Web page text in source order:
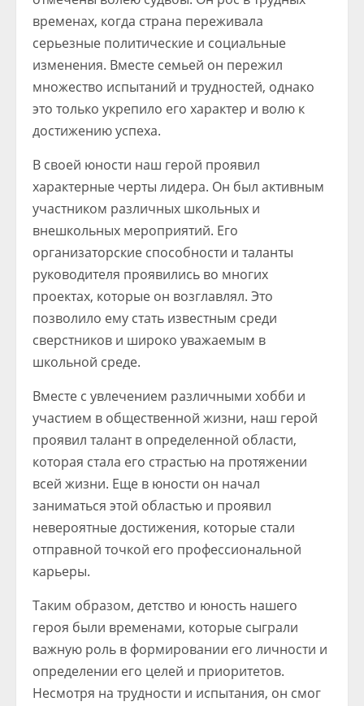
временах, когда страна переживала
серьезные политические и социальные
изменения. Вместе семьей он пережил
множество испытаний и трудностей, однако
это только укрепило его характер и волю к
достижению успеха.
В своей юности наш герой проявил
характерные черты лидера. Он был активным
участником различных школьных и
внешкольных мероприятий. Его
организаторские способности и таланты
руководителя проявились во многих
проектах, которые он возглавлял. Это
позволило ему стать известным среди
сверстников и широко уважаемым в
школьной среде.
Вместе с увлечением различными хобби и
участием в общественной жизни, наш герой
проявил талант в определенной области,
которая стала его страстью на протяжении
всей жизни. Еще в юности он начал
заниматься этой областью и проявил
невероятные достижения, которые стали
отправной точкой его профессиональной
карьеры.
Таким образом, детство и юность нашего
героя были временами, которые сыграли
важную роль в формировании его личности и
определении его целей и приоритетов.
Несмотря на трудности и испытания, он смог